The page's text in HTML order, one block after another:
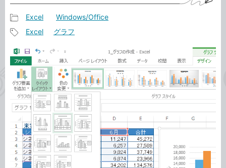
事
カ
テ
ゴ
リ
Excel Windows/Office
事
タ
グ
Excel グラフ